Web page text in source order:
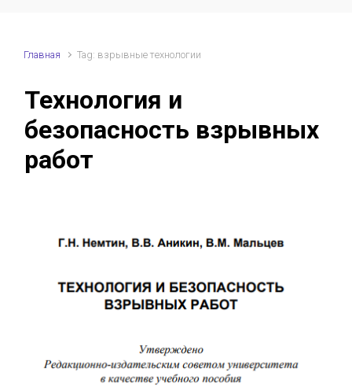
Главная Tag: взрывные технологии
Технология и
безопасность взрывных
работ